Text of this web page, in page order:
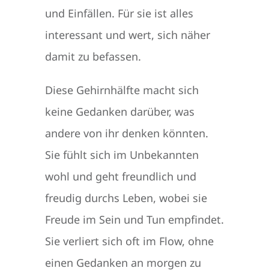
und Einfällen. Für sie ist alles
interessant und wert, sich näher
damit zu befassen.
Diese Gehirnhälfte macht sich
keine Gedanken darüber, was
andere von ihr denken könnten.
Sie fühlt sich im Unbekannten
wohl und geht freundlich und
freudig durchs Leben, wobei sie
Freude im Sein und Tun empfindet.
Sie verliert sich oft im Flow, ohne
einen Gedanken an morgen zu